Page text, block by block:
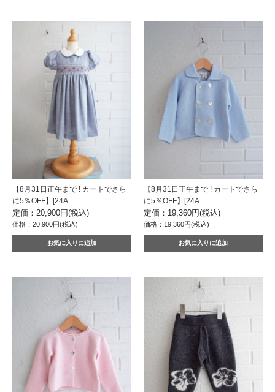
【8月31日正午まで ! カートでさら
に5％OFF】[24A...
定価：20,900円(税込)
価格：20,900円(税込)
【8月31日正午まで ! カートでさら
に5％OFF】[24A...
定価：19,360円(税込)
価格：19,360円(税込)